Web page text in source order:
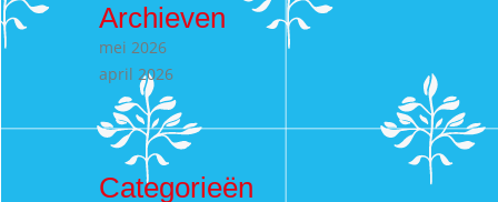
Archieven
mei 2026
april 2026
Categorieën